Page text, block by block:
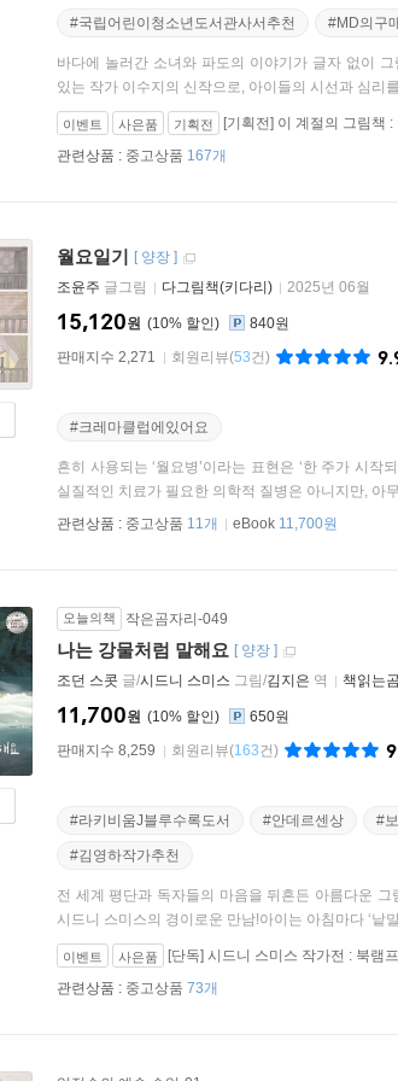
#국립어린이청소년도서관사서추천 #MD의구
바다에 놀러간 소녀와 파도의 이야기가 글자 없이
있는 작가 이수지의 신작으로, 아이들의 시선과 심리
이벤트 사은품 기획전 [기획전] 이 계절의 그림책
관련상품 : 중고상품 167개
월요일기 [ 양장 ]
조윤주 글그림 다그림책(키다리) 2025년 06월
10%
15,120원
840원
판매지수 2,271
회원리뷰(53건)
#크레마클럽에있어요
흔히 사용되는 ‘월요병’이라는 표현은 ‘한 주가 시
실질적인 치료가 필요한 의학적 질병은 아니지만, 아
관련상품 : 중고상품 11개 eBook 11,700원
오늘의책 작은곰자리-049
나는 강물처럼 말해요 [ 양장 ]
조던 스콧 글/시드니 스미스 그림/김지은 역 책읽는곰
10%
11,700원
650원
판매지수 8,259
회원리뷰(163건)
#라키비움J블루수록도서 #안데르센상 #
#김영하작가추천
전 세계 평단과 독자들의 마음을 뒤흔든 아름다운
시드니 스미스의 경이로운 만남!아이는 아침마다 ‘낱
이벤트 사은품 [단독] 시드니 스미스 작가전 : 북램
관련상품 : 중고상품 73개